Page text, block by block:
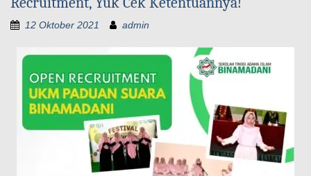
12 Oktober 2021 admin